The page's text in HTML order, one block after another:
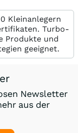
Kleinanlegern
Turbo-
Produkte und
geeignet.
Newsletter
aus der